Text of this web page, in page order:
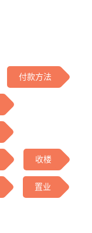
付款方法
收楼
置业